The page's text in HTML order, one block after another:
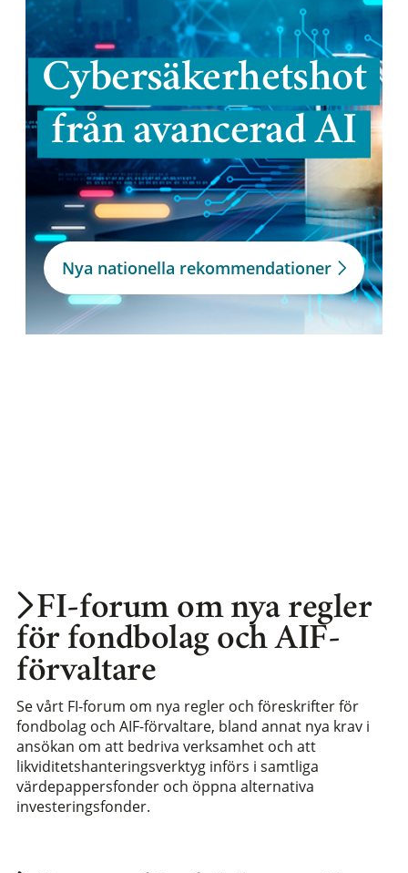
Cybersäkerhetshot
från avancerad AI
Nya nationella rekommendationer
FI-forum om nya regler
för fondbolag och AIF-
förvaltare
Se vårt FI-forum om nya regler och föreskrifter för
fondbolag och AIF-förvaltare, bland annat nya krav i
ansökan om att bedriva verksamhet och att
likviditetshanteringsverktyg införs i samtliga
värdepappersfonder och öppna alternativa
investeringsfonder.